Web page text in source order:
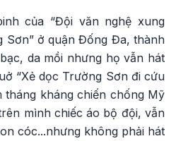
của “Đội văn nghệ xung
Sơn” ở quận Đống Đa, thành
da mồi nhưng họ vẫn hát
“Xẻ dọc Trường Sơn đi cứu
tháng kháng chiến chống Mỹ
mình chiếc áo bộ đội, vẫn
cóc...nhưng không phải hát